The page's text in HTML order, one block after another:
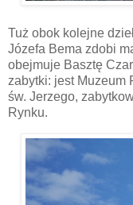
Tuż obok kolejne
Józefa Bema zdobi
obejmuje Basztę
zabytki: jest Muzeum
św. Jerzego,
Rynku.